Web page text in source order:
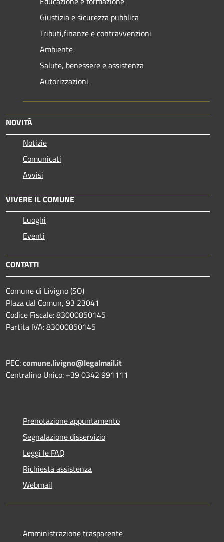
Giustizia e sicurezza pubblica
Tributi,finanze e contravvenzioni
Ambiente
Salute, benessere e assistenza
Autorizzazioni
NOVITÀ
Notizie
Comunicati
Avvisi
VIVERE IL COMUNE
Luoghi
Eventi
CONTATTI
Comune di Livigno (SO)
Plaza dal Comun, 93 23041
Codice Fiscale: 83000850145
Partita IVA: 83000850145
PEC:comune.livigno@legalmail.it
Centralino Unico: +39 0342 991111
Prenotazione appuntamento
Segnalazione disservizio
Leggi le FAQ
Richiesta assistenza
Webmail
Amministrazione trasparente